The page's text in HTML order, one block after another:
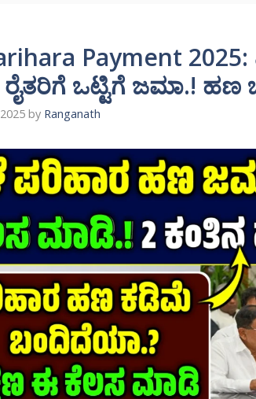
Payment
ಒಟ್ಟಿಗೆ ಜಮಾ.!
by Ranganath